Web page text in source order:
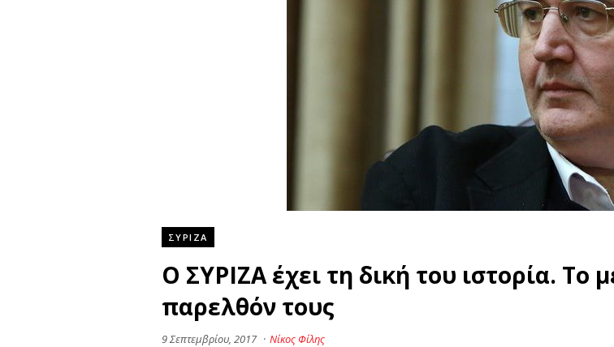
ΣΥΡΙΖΑ
Ο ΣΥΡΙΖΑ έχει τη δική του ιστορία. Το
παρελθόν τους
9 Σεπτεμβρίου, 2017 · Νίκος Φίλης